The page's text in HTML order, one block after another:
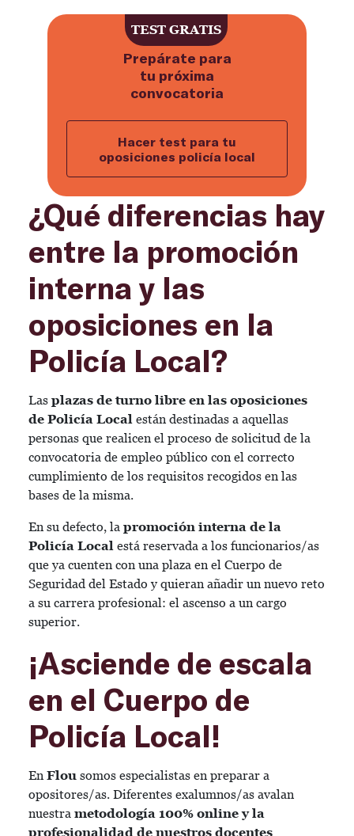
Prepárate para
tu próxima
convocatoria
Hacer test para tu
oposiciones policía local
TEST GRATIS
¿Qué diferencias hay
entre la promoción
interna y las
oposiciones en la
Policía Local?
Las plazas de turno libre en las oposiciones
de Policía Local están destinadas a aquellas
personas que realicen el proceso de solicitud de la
convocatoria de empleo público con el correcto
cumplimiento de los requisitos recogidos en las
bases de la misma.
En su defecto, la promoción interna de la
Policía Local está reservada a los funcionarios/as
que ya cuenten con una plaza en el Cuerpo de
Seguridad del Estado y quieran añadir un nuevo reto
a su carrera profesional: el ascenso a un cargo
superior.
¡Asciende de escala
en el Cuerpo de
Policía Local!
En Flou somos especialistas en preparar a
opositores/as. Diferentes exalumnos/as avalan
nuestra metodología 100% online y la
profesionalidad de nuestros docentes